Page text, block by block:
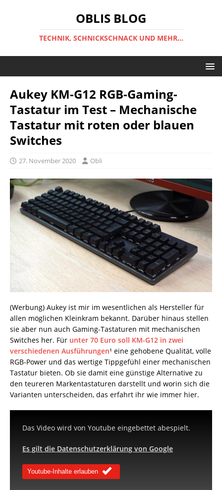
OBLIS BLOG
TECHNIK, SCHNICKSCHNACK UND MEHR...
Aukey KM-G12 RGB-Gaming-
Tastatur im Test – Mechanische
Tastatur mit roten oder blauen
Switches
27. November 2020 Obli
(Werbung) Aukey ist mir im wesentlichen als Hersteller für
allen möglichen Kleinkram bekannt. Darüber hinaus stellen
sie aber nun auch Gaming-Tastaturen mit mechanischen
Switches her. Für unter 70 Euro soll KM-G12 in zwei
verschiedenen Ausführungen¹ eine gehobene Qualität, volle
RGB-Power und das wertige Tippgefühl einer mechanischen
Tastatur bieten. Ob sie damit eine günstige Alternative zu
den teureren Markentastaturen darstellt und worin sich die
Varianten unterscheiden, das erfahrt ihr wie immer hier.
Das Video wird von Youtube eingebettet abespielt.
Es gilt die Datenschutzerklärung von Google
Youtube-Inhalte erlauben